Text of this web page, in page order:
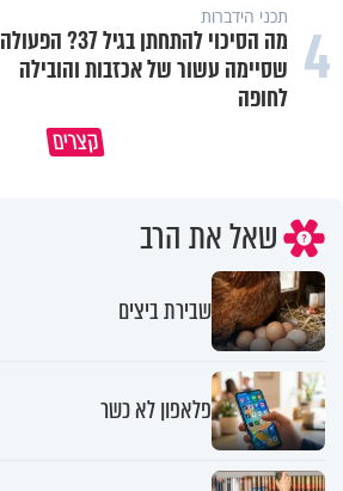
4 תכני הידברות
מה הסיכוי להתחתן בגיל 37? הפעולה
שסיימה עשור של אכזבות והובילה
לחופה
קצרים
שאל את הרב
שבירת ביצים
פלאפון לא כשר